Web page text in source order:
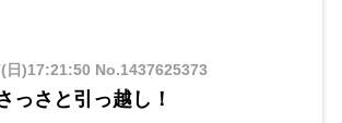
日)17:21:50 No.1437625373
っさと引っ越し！